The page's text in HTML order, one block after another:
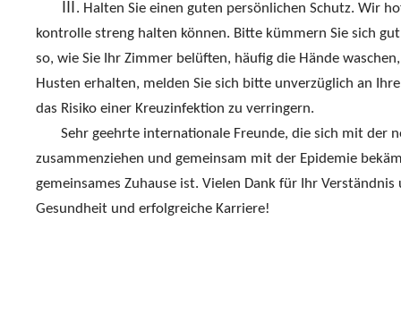
Ⅲ. Halten Sie einen guten persönlichen Schutz. Wir
kontrolle streng halten können. Bitte kümmern Sie sich
so, wie Sie Ihr Zimmer belüften, häufig die Hände
Husten erhalten, melden Sie sich bitte unverzüglich an
das Risiko einer Kreuzinfektion zu verringern.
Sehr geehrte internationale Freunde, die sich mit der
zusammenziehen und gemeinsam mit der Epidemie
gemeinsames Zuhause ist. Vielen Dank für Ihr
Gesundheit und erfolgreiche Karriere!